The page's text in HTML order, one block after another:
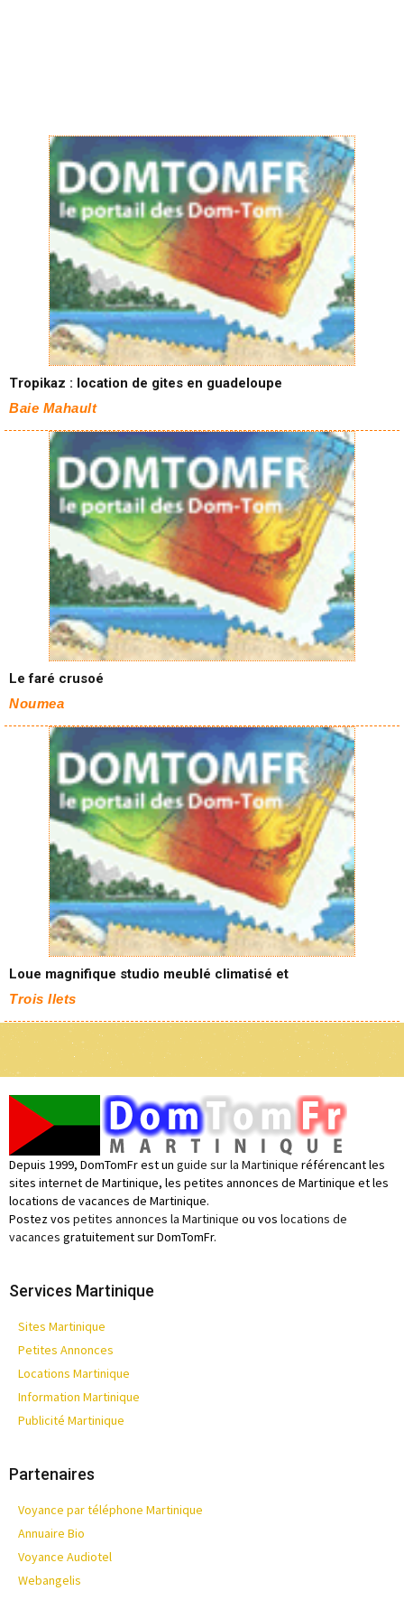
Tropikaz : location de gites en guadeloupe
Baie Mahault
Le faré crusoé
Noumea
Loue magnifique studio meublé climatisé et
Trois Ilets
Depuis 1999, DomTomFr est un guide sur la Martinique référencant les
sites internet de Martinique, les petites annonces de Martinique et les
locations de vacances de Martinique.
Postez vos petites annonces la Martinique ou vos locations de
vacances gratuitement sur DomTomFr.
Services Martinique
Sites Martinique
Petites Annonces
Locations Martinique
Information Martinique
Publicité Martinique
Partenaires
Voyance par téléphone Martinique
Annuaire Bio
Voyance Audiotel
Webangelis